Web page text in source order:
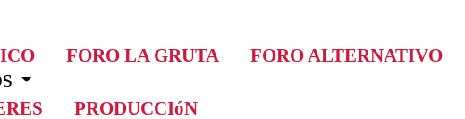
FORO LA GRUTA FORO ALTERNATIVO
PRODUCCIóN